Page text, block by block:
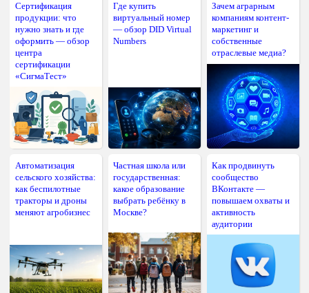
Сертификация
продукции: что
нужно знать и где
оформить — обзор
центра
сертификации
«СигмаТест»
Где купить
виртуальный номер
— обзор DID Virtual
Numbers
Зачем аграрным
компаниям контент-
маркетинг и
собственные
отраслевые медиа?
Автоматизация
сельского хозяйства:
как беспилотные
тракторы и дроны
меняют агробизнес
Частная школа или
государственная:
какое образование
выбрать ребёнку в
Москве?
Как продвинуть
сообщество
ВКонтакте —
повышаем охваты и
активность
аудитории